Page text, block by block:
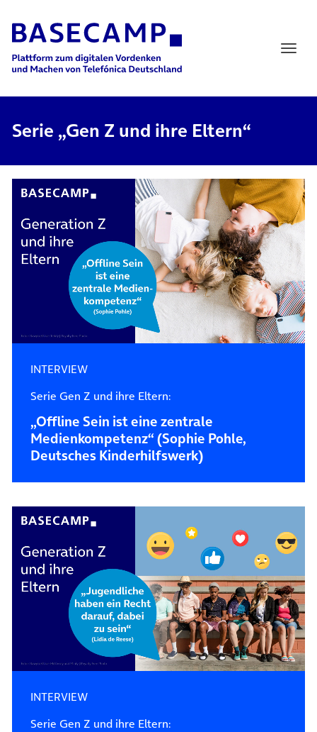
Main Navigation
Serie „Gen Z und ihre Eltern“
INTERVIEW
Serie Gen Z und ihre Eltern:
„Offline Sein ist eine zentrale
Medienkompetenz“ (Sophie Pohle,
Deutsches Kinderhilfswerk)
INTERVIEW
Serie Gen Z und ihre Eltern: